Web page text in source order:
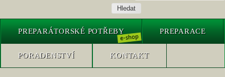
PREPARÁTORSKÉ POTŘEBY PREPARACE
PORADENSTVÍ KONTAKT